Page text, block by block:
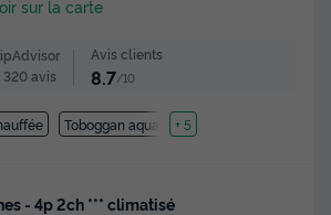
sur la carte
320 avis
Avis clients
8.7/10
Toboggan aquatique
+ 5
- 4p 2ch *** climatisé